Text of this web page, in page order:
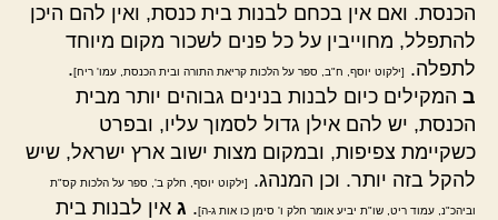
הכנסת. ואם אין בכחם לבנות בית כנסת, ואין להם היכן
להתפלל, מחוייבין על כל פנים לשכור מקום מיוחד
לתפלה.
[ילקוט יוסף, ח"ב, ספר על הלכות קריאת התורה ובית הכנסת, עמו' ריח].
ב המקילים כיום לבנות בנינים גבוהים יותר מבית
הכנסת, יש להם אילן גדול לסמוך עליו, ובפרט
כשקיימת צפיפות, ובמקום מצות ישוב ארץ ישראל, שיש
להקל בזה יותר. וכן המנהג.
[ילקוט יוסף, חלק ב', ספר על הלכות קס"ת
וביהכ"נ, עמוד ריט, שו"ת יביע אומר חלק ו' סימן כו אות ג-ה]. ג אין לבנות בית